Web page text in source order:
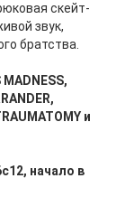
скейт-
звук,
братства.
и
начало в